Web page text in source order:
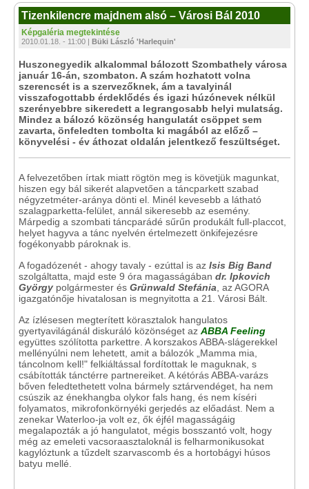
Tizenkilencre majdnem alsó – Városi Bál 2010
Képgaléria megtekintése
2010.01.18. - 11:00 | Büki László 'Harlequin'
Huszonegyedik alkalommal bálozott Szombathely városa
január 16-án, szombaton. A szám hozhatott volna
szerencsét is a szervezőknek, ám a tavalyinál
visszafogottabb érdeklődés és igazi húzónevek nélkül
szerényebbre sikeredett a legrangosabb helyi mulatság.
Mindez a bálozó közönség hangulatát csöppet sem
zavarta, önfeledten tombolta ki magából az előző –
könyvelési - év áthozat oldalán jelentkező feszültséget.
A felvezetőben írtak miatt rögtön meg is követjük magunkat,
hiszen egy bál sikerét alapvetően a táncparkett szabad
négyzetméter-aránya dönti el. Minél kevesebb a látható
szalagparketta-felület, annál sikeresebb az esemény.
Márpedig a szombati táncparádé sűrűn produkált full-placcot,
helyet hagyva a tánc nyelvén értelmezett önkifejezésre
fogékonyabb pároknak is.
A fogadózenét - ahogy tavaly - ezúttal is az Isis Big Band
szolgáltatta, majd este 9 óra magasságában dr. Ipkovich
György polgármester és Grünwald Stefánia , az AGORA
igazgatónője hivatalosan is megnyitotta a 21. Városi Bált.
Az ízlésesen megterített körasztalok hangulatos
gyertyavilágánál diskuráló közönséget az ABBA Feeling
együttes szólította parkettre. A korszakos ABBA-slágerekkel
mellényúlni nem lehetett, amit a bálozók „Mamma mia,
táncolnom kell!" felkiáltással fordítottak le maguknak, s
csábították tánctérre partnereiket. A kétórás ABBA-varázs
bőven feledtethetett volna bármely sztárvendéget, ha nem
csúszik az énekhangba olykor fals hang, és nem kíséri
folyamatos, mikrofonkörnyéki gerjedés az előadást. Nem a
zenekar Waterloo-ja volt ez, ők éjfél magasságáig
megalapozták a jó hangulatot, mégis bosszantó volt, hogy
még az emeleti vacsoraasztaloknál is felharmonikusokat
kagylóztunk a tűzdelt szarvascomb és a hortobágyi húsos
batyu mellé.